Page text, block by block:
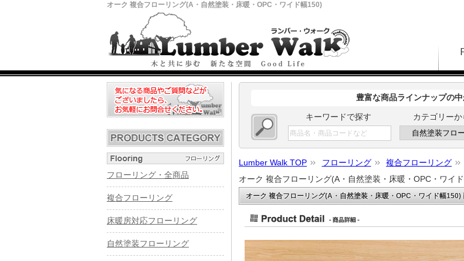
オーク 複合フローリング(A・自然塗装・床暖・OPC・ワイド幅150)
豊富な商品ラインナップの
キーワードで探す カテゴリーか
Lumber Walk TOP フローリング
複合フローリング
オーク 複合フローリング(A・自然塗装・床暖・OPC・ワイ
オーク 複合フローリング(A・自然塗装・床暖・OPC・ワイド幅150)
フローリング・全商品
複合フローリング
床暖房対応フローリング
自然塗装フローリング